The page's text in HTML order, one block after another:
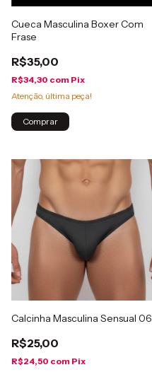
Cueca Masculina Boxer Com
Frase
R$35,00
R$34,30 com Pix
Atenção, última peça!
Comprar
Calcinha Masculina Sensual 06
R$25,00
R$24,50 com Pix